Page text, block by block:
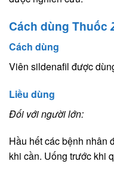
Cách dùng Thuốc
Cách dùng
Viên sildenafil được
Liều dùng
Đối với người lớn:
Hầu hết các bệnh nhân
khi cần. Uống trước khi